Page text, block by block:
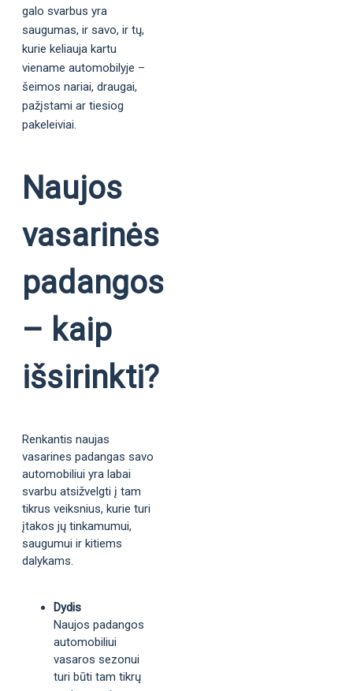
galo svarbus yra
saugumas, ir savo, ir tų,
kurie keliauja kartu
viename automobilyje –
šeimos nariai, draugai,
pažįstami ar tiesiog
pakeleiviai.
Naujos
vasarinės
padangos
– kaip
išsirinkti?
Renkantis naujas
vasarines padangas savo
automobiliui yra labai
svarbu atsižvelgti į tam
tikrus veiksnius, kurie turi
įtakos jų tinkamumui,
saugumui ir kitiems
dalykams.
Dydis
Naujos padangos
automobiliui
vasaros sezonui
turi būti tam tikrų